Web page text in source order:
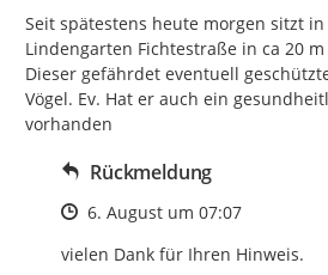
Seit spätestens heute morgen sitzt
Lindengarten Fichtestraße in ca 20
Dieser gefährdet eventuell
Vögel. Ev. Hat er auch ein
vorhanden
Rückmeldung
Zeitpunkt des Erstellens
6. August um 07:07
vielen Dank für Ihren Hinweis.